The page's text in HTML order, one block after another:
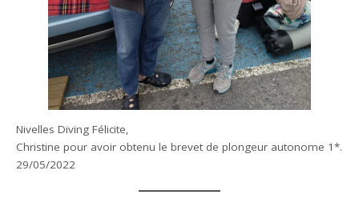
Nivelles Diving Félicite,
Christine pour avoir obtenu le brevet de plongeur autonome 1*.
29/05/2022